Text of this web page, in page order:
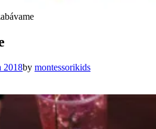
2018by montessorikids